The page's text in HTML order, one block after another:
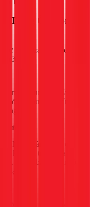
1.
Tiếng Ồn Bồn
tự kiểm tra và khắc
sau:
nằm trên tường phía
đầu. Sau đó, nhấn
ngoài.
nước
Nhẹ nhàng tháo các
bị kẹt bên trong màng
Dùng bàn chải nhỏ
lại.
Dùng tay miết nhẹ